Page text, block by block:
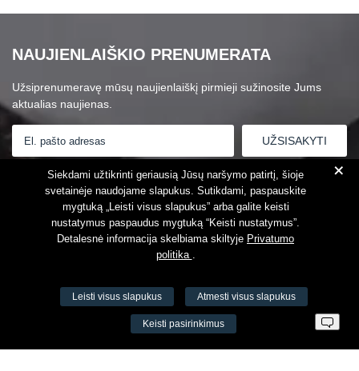
NAUJIENLAIŠKIO PRENUMERATA
Užsiprenumeravę mūsų naujienlaiškį pirmieji sužinosite Jums
aktualias naujienas.
Susipažinau suPrivatumo politika
VŠĮ Fitneso mokymo centras AEROMIX
+
Siekdami užtikrinti geriausią Jūsų naršymo patirtį, šioje
svetainėje naudojame slapukus. Sutikdami, paspauskite
mygtuką „Leisti visus slapukus” arba galite keisti
nustatymus paspaudus mygtuką “Keisti nustatymus”.
Detalesnė informacija skelbiama skiltyje Privatumo
politika .
Leisti visus slapukus Atmesti visus slapukus
Keisti pasirinkimus